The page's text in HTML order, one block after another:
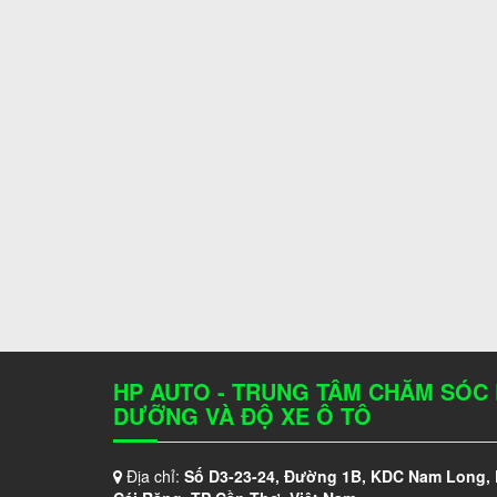
HP AUTO - TRUNG TÂM CHĂM SÓC
DƯỠNG VÀ ĐỘ XE Ô TÔ
Địa chỉ: Số D3-23-24, Đường 1B, KDC Nam